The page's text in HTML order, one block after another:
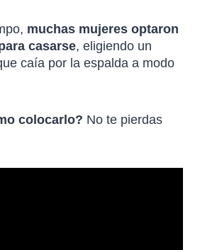
muchas mujeres optaron
casarse, eligiendo un
caía por la espalda a modo
colocarlo? No te pierdas